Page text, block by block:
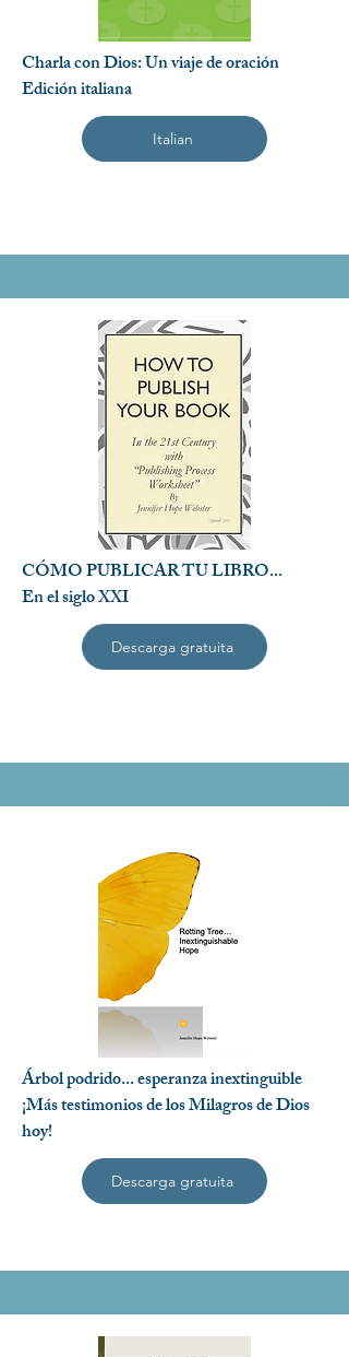
Charla con Dios: Un viaje de oración
Edición italiana
Italian
CÓMO PUBLICAR TU LIBRO...
En el siglo XXI
Descarga gratuita
Árbol podrido... esperanza inextinguible
¡Más testimonios de los Milagros de Dios
hoy!
Descarga gratuita